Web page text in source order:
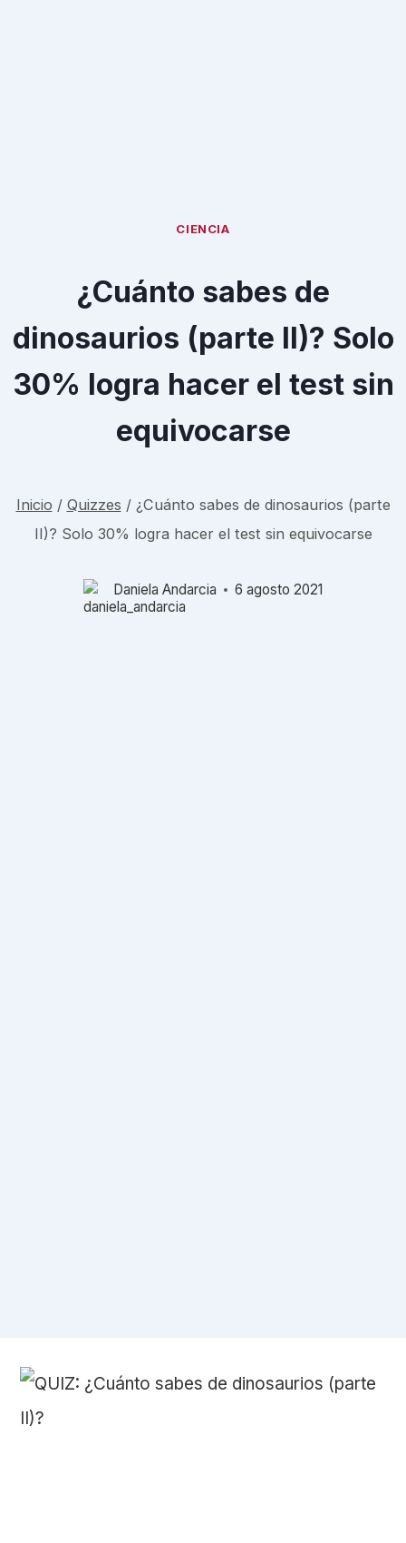
CIENCIA
¿Cuánto sabes de
dinosaurios (parte II)? Solo
30% logra hacer el test sin
equivocarse
Inicio / Quizzes / ¿Cuánto sabes de dinosaurios (parte
II)? Solo 30% logra hacer el test sin equivocarse
Daniela Andarcia 6 agosto 2021